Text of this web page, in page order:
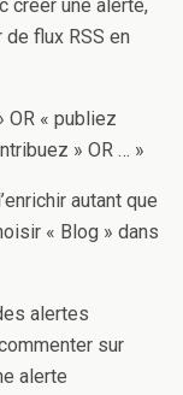
créer une alerte,
flux RSS en
OR « publiez
» OR … »
autant que
« Blog » dans
alertes
sur
alerte